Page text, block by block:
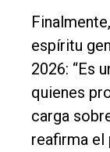
espíritu
2026: “Es
quienes
carga
reafirma el